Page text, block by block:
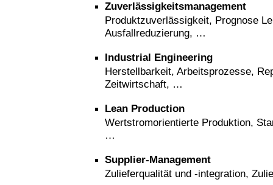
Zuverlässigkeitsmanagement
Produktzuverlässigkeit, Prognose
Ausfallreduzierung, …
Industrial Engineering
Herstellbarkeit, Arbeitsprozesse,
Zeitwirtschaft, …
Lean Production
Wertstromorientierte Produktion,
Supplier-Management
Zulieferqualität und -integration,